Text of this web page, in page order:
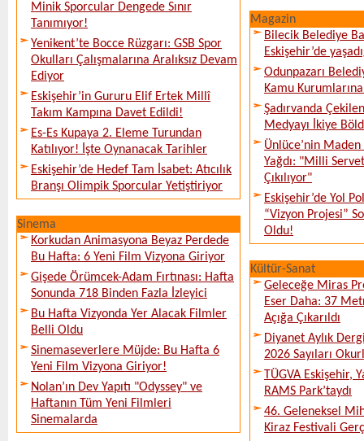
Minik Sporcular Dengede Sınır
Tanımıyor!
Yenikent’te Bocce Rüzgarı: GSB Spor
Okulları Çalışmalarına Aralıksız Devam
Ediyor
Eskişehir’in Gururu Elif Ertek Millî
Takım Kampına Davet Edildi!
Es-Es Kupaya 2. Eleme Turundan
Katılıyor! İşte Oynanacak Tarihler
Eskişehir’de Hedef Tam İsabet: Atıcılık
Branşı Olimpik Sporcular Yetiştiriyor
Sinema
Korkudan Animasyona Beyaz Perdede
Bu Hafta: 6 Yeni Film Vizyona Giriyor
Gişede Örümcek-Adam Fırtınası: Hafta
Sonunda 718 Binden Fazla İzleyici
Bu Hafta Vizyonda Yer Alacak Filmler
Belli Oldu
Sinemaseverlere Müjde: Bu Hafta 6
Yeni Film Vizyona Giriyor!
Nolan’ın Dev Yapıtı "Odyssey" ve
Haftanın Tüm Yeni Filmleri
Sinemalarda
Magazin
Bilecik Belediye
Eskişehir’de
Odunpazarı
Kamu Kurumlarına
Şadırvanda
Medyayı İkiye
Ünlüce’nin Maden
Yağdı: "Milli
Çıkılıyor"
Eskişehir’de Yol
“Vizyon Projesi”
Oldu!
Kültür-Sanat
Geleceğe Miras
Eser Daha: 37
Açığa Çıkarıldı
Diyanet Aylık
2026 Sayıları
TÜGVA Eskişehir,
RAMS Park’taydı
46. Geleneksel
Kiraz Festivali